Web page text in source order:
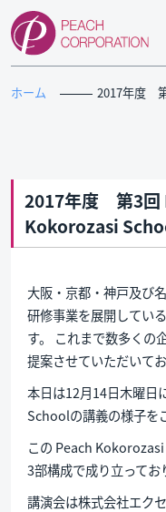
ホーム 2017年度
2017年度 第3回
Kokorozasi
大阪・京都・神戸及び
研修事業を展開してい
す。 これまで数多くの
提案させていただいてお
本日は12月14日木曜日
Schoolの講義の様子を
この Peach
3部構成で成り立ってお
講演会は株式会社エ